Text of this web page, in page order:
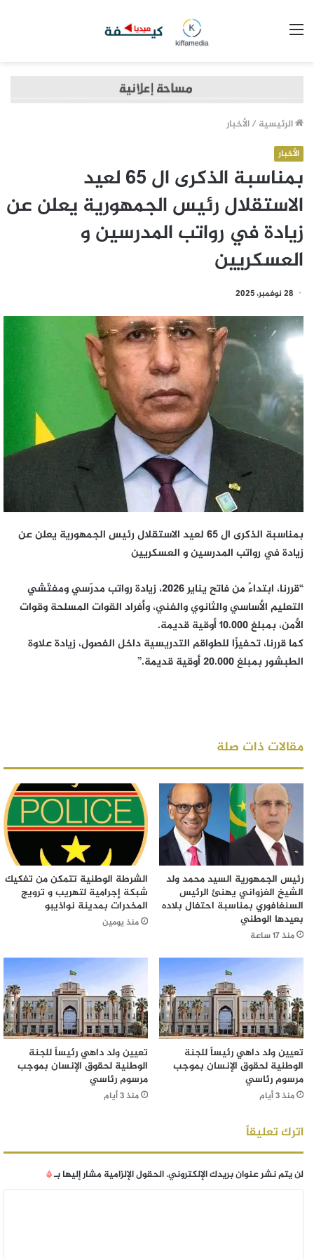
الرئيسية /الأخبار
الأخبار
بمناسبة الذكرى ال 65 لعيد
الاستقلال رئيس الجمهورية يعلن عن
زيادة في رواتب المدرسين و
العسكريين
28 نوفمبر، 2025
بمناسبة الذكرى ال 65 لعيد الاستقلال رئيس الجمهورية يعلن عن
زيادة في رواتب المدرسين و العسكريين
“قررنا، ابتداءً من فاتح يناير 2026، زيادة رواتب مدرّسي ومفتّشي
التعليم الأساسي والثانوي والفني، وأفراد القوات المسلحة وقوات
الأمن، بمبلغ 10.000 أوقية قديمة.
كما قررنا، تحفيزًا للطواقم التدريسية داخل الفصول، زيادة علاوة
الطبشور بمبلغ 20.000 أوقية قديمة.”
مقالات ذات صلة
رئيس الجمهورية السيد محمد ولد
الشيخ الغزواني يهنئ الرئيس
السنغافوري بمناسبة احتفال بلاده
بعيدها الوطني
منذ 17 ساعة
الشرطة الوطنية تتمكن من تفكيك
شبكة إجرامية لتهريب و ترويج
المخدرات بمدينة نواذيبو
منذ يومين
تعيين ولد داهي رئيساً للجنة
الوطنية لحقوق الإنسان بموجب
مرسوم رئاسي
منذ 3 أيام
تعيين ولد داهي رئيساً للجنة
الوطنية لحقوق الإنسان بموجب
مرسوم رئاسي
منذ 3 أيام
اترك تعليقاً
لن يتم نشر عنوان بريدك الإلكتروني.الحقول الإلزامية مشار إليها بـ*